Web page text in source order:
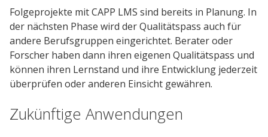
Folgeprojekte mit CAPP LMS sind bereits in Planung. In
der nächsten Phase wird der Qualitätspass auch für
andere Berufsgruppen eingerichtet. Berater oder
Forscher haben dann ihren eigenen Qualitätspass und
können ihren Lernstand und ihre Entwicklung jederzeit
überprüfen oder anderen Einsicht gewähren.
Zukünftige Anwendungen